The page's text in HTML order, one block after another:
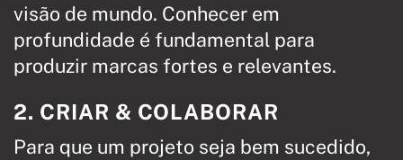
visão de mundo. Conhecer em
profundidade é fundamental para
produzir marcas fortes e relevantes.
2. CRIAR & COLABORAR
Para que um projeto seja bem sucedido,